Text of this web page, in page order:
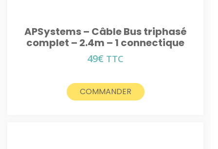
APSystems – Câble Bus triphasé
complet – 2.4m – 1 connectique
49€ TTC
COMMANDER